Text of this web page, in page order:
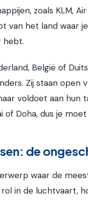
zoals KLM,
van het land waar
hebt.
België of
Zij staan open
voldoet aan hun
of Doha, dus je
de
waar de
in de luchtvaart,